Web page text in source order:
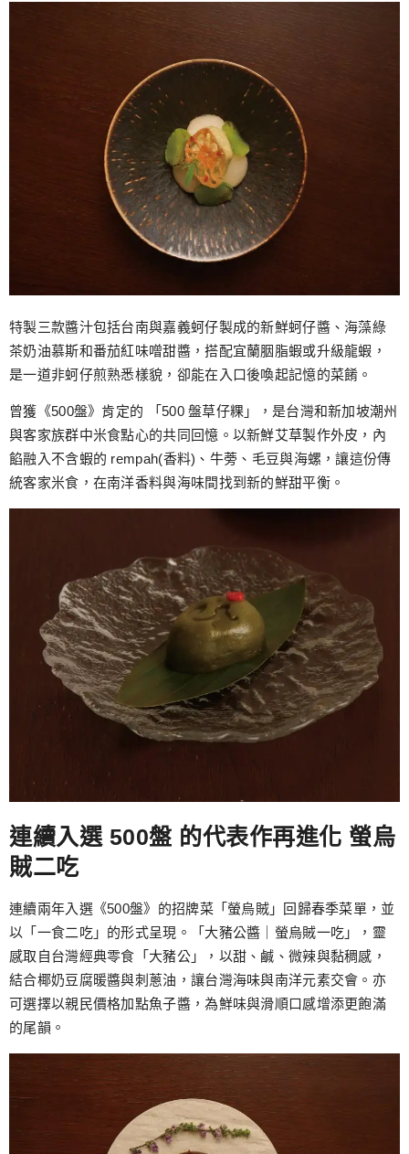
特製三款醬汁包括台南與嘉義蚵仔製成的新鮮蚵仔醬、海藻綠
茶奶油慕斯和番茄紅味噌甜醬，搭配宜蘭胭脂蝦或升級龍蝦，
是一道非蚵仔煎熟悉樣貌，卻能在入口後喚起記憶的菜餚。
曾獲《500盤》肯定的 「500 盤草仔粿」，是台灣和新加坡潮州
與客家族群中米食點心的共同回憶。以新鮮艾草製作外皮，內
餡融入不含蝦的 rempah(香料)、牛蒡、毛豆與海螺，讓這份傳
統客家米食，在南洋香料與海味間找到新的鮮甜平衡。
連續入選 500盤 的代表作再進化 螢烏
賊二吃
連續兩年入選《500盤》的招牌菜「螢烏賊」回歸春季菜單，並
以「一食二吃」的形式呈現。「大豬公醬｜螢烏賊一吃」，靈
感取自台灣經典零食「大豬公」，以甜、鹹、微辣與黏稠感，
結合椰奶豆腐暖醬與刺蔥油，讓台灣海味與南洋元素交會。亦
可選擇以親民價格加點魚子醬，為鮮味與滑順口感增添更飽滿
的尾韻。